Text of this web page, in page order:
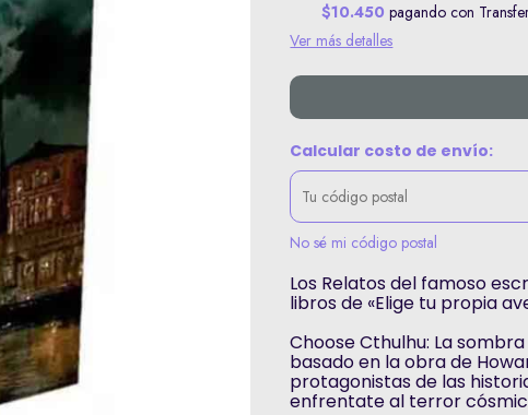
$10.450 pagando con
Ver más detalles
Calcular costo de envío:
No sé mi código postal
Los Relatos del famoso
libros de «Elige tu propia
Choose Cthulhu: La
basado en la obra de
protagonistas de las
enfrentate al terror cósmico